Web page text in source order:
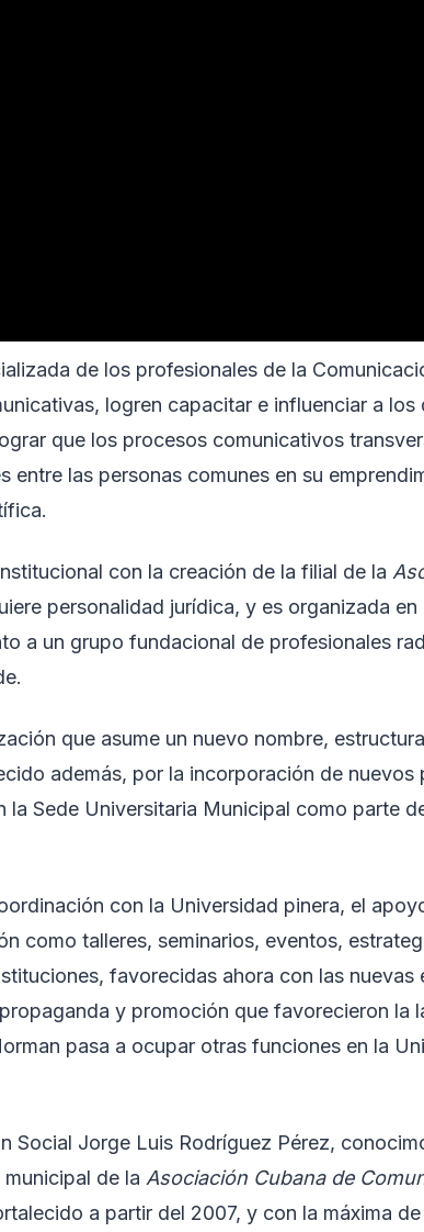
de los profesionales de la
logren capacitar e influenciar a los
que los procesos comunicativos
las personas comunes en su
con la creación de la filial de la
personalidad jurídica, y es organizada
a un grupo fundacional de profesionales
que asume un nuevo nombre,
además, por la incorporación de nuevos
la Sede Universitaria Municipal como parte
con la Universidad pinera, el
como talleres, seminarios, eventos,
favorecidas ahora con las nuevas
y promoción que favorecieron la
pasa a ocupar otras funciones en la
Jorge Luis Rodríguez Pérez,
de la Asociación Cubana de
a partir del 2007, y con la máxima